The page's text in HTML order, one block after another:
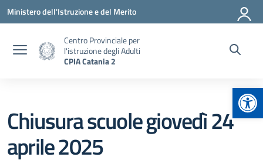
Vai ai contenuti
Vai al menu di navigazione
Vai al footer
Ministero dell'Istruzione e del Merito
Centro Provinciale per
l'istruzione degli Adulti
CPIA Catania 2
Chiusura scuole giovedì 24
aprile 2025